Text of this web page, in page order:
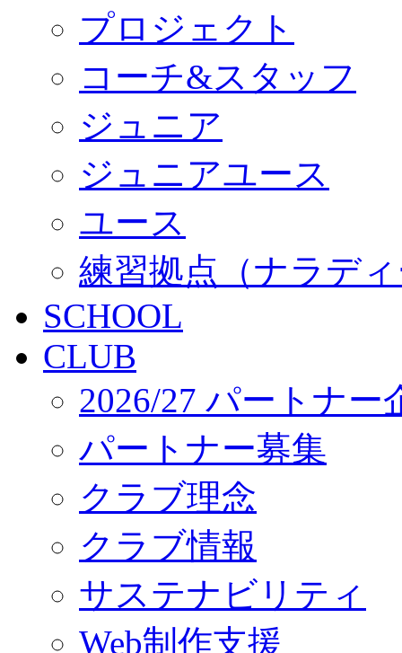
プロジェクト
コーチ&スタッフ
ジュニア
ジュニアユース
ユース
練習拠点（ナラデ
SCHOOL
CLUB
2026/27 パートナー
パートナー募集
クラブ理念
クラブ情報
サステナビリティ
Web制作支援